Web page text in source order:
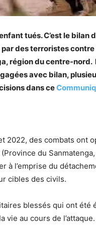
tués. C’est le bilan
des terroristes
région du centre-nord.
avec bilan,
dans ce
2022, des combats ont
du
à l’emprise du
cibles des civils.
blessés qui ont été
vie au cours de l’attaque.